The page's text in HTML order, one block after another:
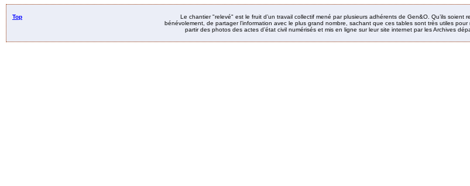
Top
Le chantier "relevé" est le fruit d’un travail collectif mené par plusieurs adhérents de Gen&O. Qu’ils soient
bénévolement, de partager l’information avec le plus grand nombre, sachant que ces tables sont très utiles
partir des photos des actes d’état civil numérisés et mis en ligne sur leur site internet par les Archives